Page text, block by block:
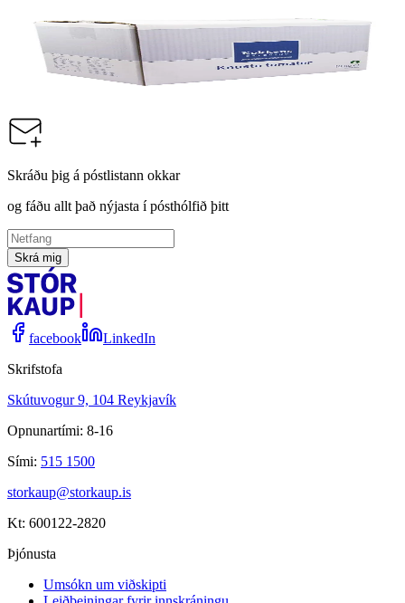
Tómatar Maukaðir, 10kg
Skráðu þig á póstlistann okkar
og fáðu allt það nýjasta í pósthólfið þitt
Skrá mig
facebook
LinkedIn
Skrifstofa
Skútuvogur 9, 104 Reykjavík
Opnunartími: 8-16
Sími: 515 1500
storkaup@storkaup.is
Kt: 600122-2820
Þjónusta
Umsókn um viðskipti